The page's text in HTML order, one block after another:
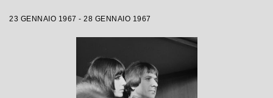
23 GENNAIO 1967 - 28 GENNAIO 1967